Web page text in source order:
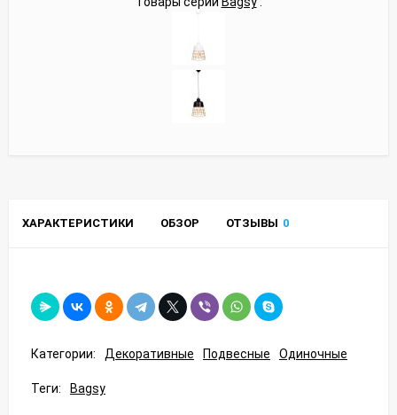
ХАРАКТЕРИСТИКИ ОБЗОР ОТЗЫВЫ 0
Категории: Декоративные Подвесные Одиночные
Теги: Bagsy